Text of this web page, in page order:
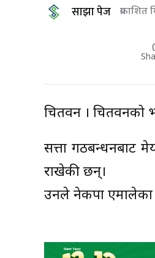
साझा पेज
चितवन । चितवनको
सत्ता गठबन्धनबाट
राखेकी छन्।
उनले नेकपा एमालेका